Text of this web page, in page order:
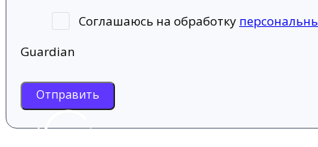
Соглашаюсь на обработку
Guardian
Отправить